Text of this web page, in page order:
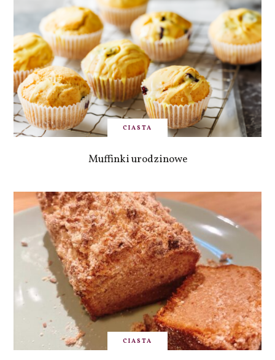
CIASTA
Muffinki urodzinowe
CIASTA